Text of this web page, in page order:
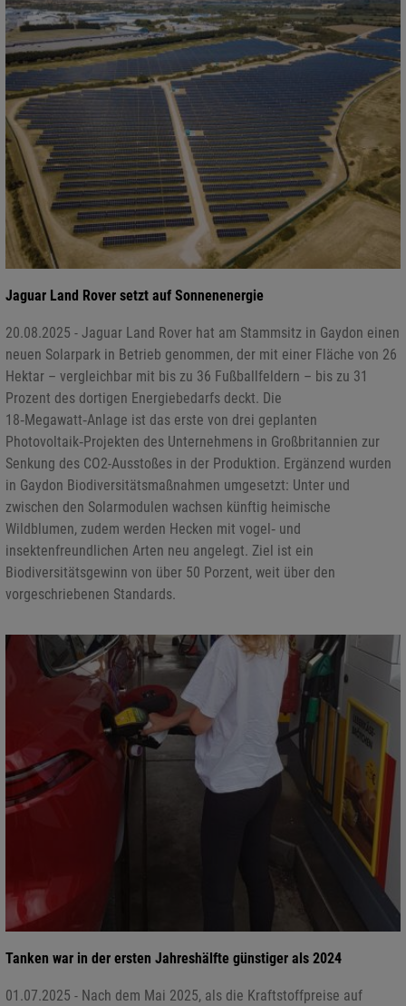
Jaguar Land Rover setzt auf Sonnenenergie
20.08.2025 - Jaguar Land Rover hat am Stammsitz in Gaydon einen
neuen Solarpark in Betrieb genommen, der mit einer Fläche von 26
Hektar – vergleichbar mit bis zu 36 Fußballfeldern – bis zu 31
Prozent des dortigen Energiebedarfs deckt. Die
18‑Megawatt‑Anlage ist das erste von drei geplanten
Photovoltaik‑Projekten des Unternehmens in Großbritannien zur
Senkung des CO2-Ausstoßes in der Produktion. Ergänzend wurden
in Gaydon Biodiversitätsmaßnahmen umgesetzt: Unter und
zwischen den Solarmodulen wachsen künftig heimische
Wildblumen, zudem werden Hecken mit vogel‑ und
insektenfreundlichen Arten neu angelegt. Ziel ist ein
Biodiversitätsgewinn von über 50 Porzent, weit über den
vorgeschriebenen Standards.
Tanken war in der ersten Jahreshälfte günstiger als 2024
01.07.2025 - Nach dem Mai 2025, als die Kraftstoffpreise auf